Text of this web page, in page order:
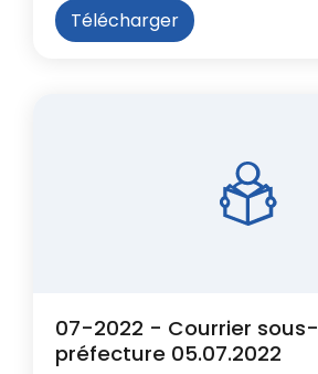
Télécharger
07-2022 - Courrier sous-
préfecture 05.07.2022